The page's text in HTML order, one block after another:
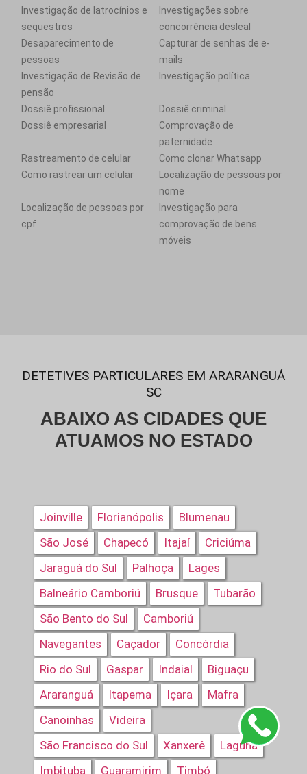
Investigação de latrocínios e
sequestros
Investigações sobre
concorrência desleal
Desaparecimento de
pessoas
Capturar de senhas de e-
mails
Investigação de Revisão de
pensão
Investigação política
Dossiê profissional
Dossiê criminal
Dossiê empresarial
Comprovação de
paternidade
Rastreamento de celular
Como clonar Whatsapp
Como rastrear um celular
Localização de pessoas por
nome
Localização de pessoas por
cpf
Investigação para
comprovação de bens
móveis
DETETIVES PARTICULARES EM ARARANGUÁ
SC
ABAIXO AS CIDADES QUE
ATUAMOS NO ESTADO
Joinville Florianópolis
Blumenau
São José
Chapecó Itajaí
Criciúma
Jaraguá do Sul
Palhoça
Lages
Balneário Camboriú
Brusque
Tubarão
São Bento do Sul
Camboriú
Navegantes
Caçador
Concórdia
Rio do Sul
Gaspar Indaial
Biguaçu
Araranguá
Itapema Içara
Mafra
Canoinhas
Videira
São Francisco do Sul
Xanxerê
Laguna
Imbituba
Guaramirim Timbó